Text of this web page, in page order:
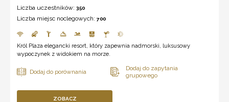
Liczba uczestników: 350
Liczba miejsc noclegowych: 700
Król Plaza elegancki resort, który zapewnia nadmorski, luksusowy
wypoczynek z widokiem na morze.
ZOBACZ